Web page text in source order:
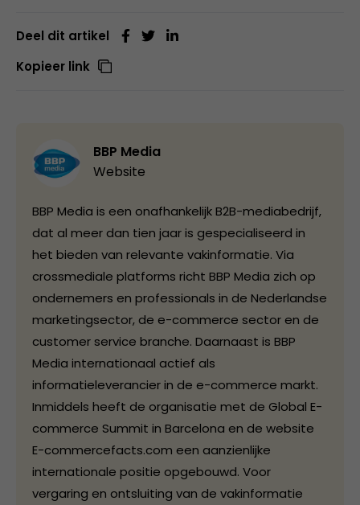
Deel dit artikel
Kopieer link
BBP Media
Website
BBP Media is een onafhankelijk B2B-mediabedrijf,
dat al meer dan tien jaar is gespecialiseerd in
het bieden van relevante vakinformatie. Via
crossmediale platforms richt BBP Media zich op
ondernemers en professionals in de Nederlandse
marketingsector, de e-commerce sector en de
customer service branche. Daarnaast is BBP
Media internationaal actief als
informatieleverancier in de e-commerce markt.
Inmiddels heeft de organisatie met de Global E-
commerce Summit in Barcelona en de website
E-commercefacts.com een aanzienlijke
internationale positie opgebouwd. Voor
vergaring en ontsluiting van de vakinformatie